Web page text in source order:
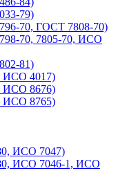
79)
70, ГОСТ 7808-70)
70, 7805-70, ИСО
81)
ИСО 4017)
ИСО 8676)
ИСО 8765)
ИСО 7047)
ИСО 7046-1, ИСО